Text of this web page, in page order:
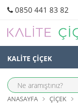
0850 441 83 82
KALİTE ÇİÇEK
ANASAYFA ÇIÇEK